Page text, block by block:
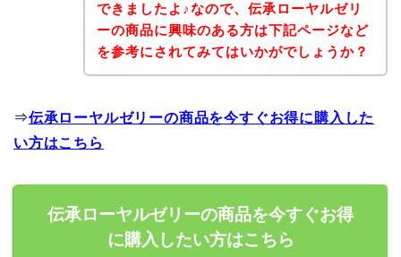
できましたよ♪なので、伝承ローヤルゼリ
ーの商品に興味のある方は下記ページなど
を参考にされてみてはいかがでしょうか？
⇒伝承ローヤルゼリーの商品を今すぐお得に購入した
い方はこちら
伝承ローヤルゼリーの商品を今すぐお得
に購入したい方はこちら